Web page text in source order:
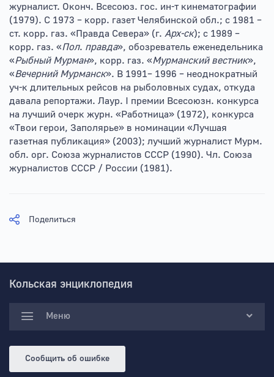
журналист. Оконч. Всесоюз. гос. ин-т кинематографии
(1979). С 1973 – корр. газет Челябинской обл.; с 1981 –
ст. корр. газ. «Правда Севера» (г. Арх-ск); с 1989 –
корр. газ. «Пол. правда», обозреватель еженедельника
«Рыбный Мурман», корр. газ. «Мурманский вестник»,
«Вечерний Мурманск». В 1991– 1996 – неоднократный
уч-к длительных рейсов на рыболовных судах, откуда
давала репортажи. Лаур. I премии Всесоюзн. конкурса
на лучший очерк журн. «Работница» (1972), конкурса
«Твои герои, Заполярье» в номинации «Лучшая
газетная публикация» (2003); лучший журналист Мурм.
обл. орг. Союза журналистов СССР (1990). Чл. Союза
журналистов СССР / России (1981).
Поделиться
Кольская энциклопедия
Меню
Сообщить об ошибке